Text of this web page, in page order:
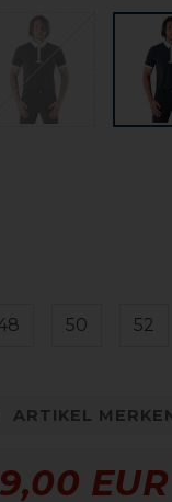
50 52
ARTIKEL
EUR